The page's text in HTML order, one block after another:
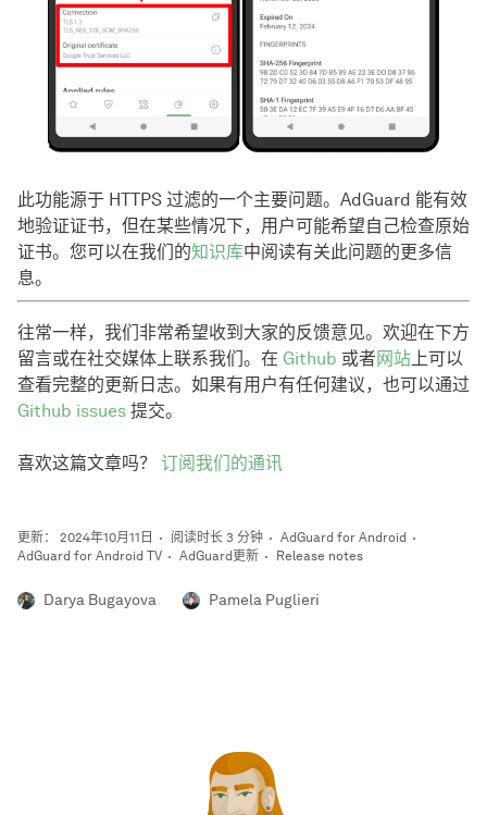
此功能源于 HTTPS 过滤的一个主要问题。AdGuard 能有效
地验证证书，但在某些情况下，用户可能希望自己检查原始
证书。您可以在我们的知识库中阅读有关此问题的更多信
息。
往常一样，我们非常希望收到大家的反馈意见。欢迎在下方
留言或在社交媒体上联系我们。在 Github 或者网站上可以
查看完整的更新日志。如果有用户有任何建议，也可以通过
Github issues 提交。
喜欢这篇文章吗？ 订阅我们的通讯
更新： 2024年10月11日 阅读时长 3 分钟
AdGuard for Android
AdGuard for Android TV
AdGuard更新 Release notes
Darya Bugayova Pamela Puglieri